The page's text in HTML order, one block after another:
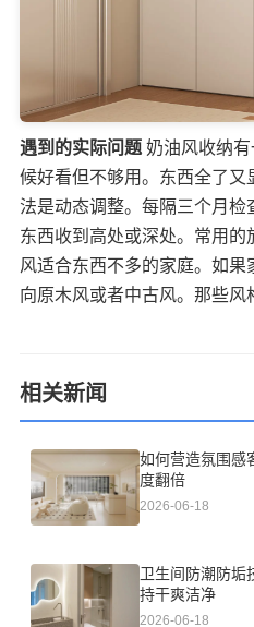
遇到的实际问题 奶油风收纳
候好看但不够用。东西全了
法是动态调整。每隔三个月
东西收到高处或深处。常用
风适合东西不多的家庭。如
向原木风或者中古风。那些风
相关新闻
如何营造氛围感
度翻倍
2026-06-18
卫生间防潮防垢
持干爽洁净
2026-06-18